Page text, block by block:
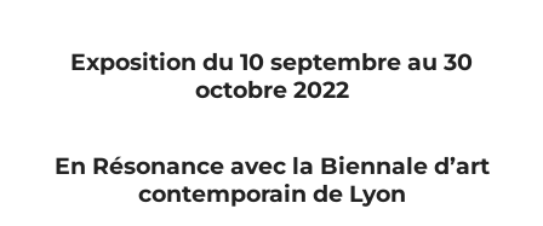
Exposition du 10 septembre au 30
octobre 2022
En Résonance avec la Biennale d’art
contemporain de Lyon